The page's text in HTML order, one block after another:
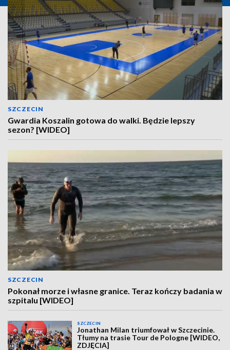
SZCZECIN
Gwardia Koszalin gotowa do walki. Będzie lepszy
sezon? [WIDEO]
SZCZECIN
Pokonał morze i własne granice. Teraz kończy badania w
szpitalu [WIDEO]
SZCZECIN
Jonathan Milan triumfował w Szczecinie.
Tłumy na trasie Tour de Pologne [WIDEO,
ZDJĘCIA]